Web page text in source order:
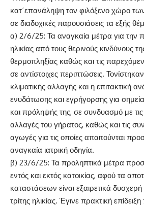
κατ΄επανάληψη τον φιλόξενο χώρο
σε διαδοχικές παρουσιάσεις τα εξής
α) 2/6/25: Τα αναγκαία μέτρα για την
ηλικίας από τους θερινούς κινδύνους
θερμοπληξίας καθώς και τις
σε αντίστοιχες περιπτώσεις. Τονίστηκαν
κλιματικής αλλαγής και η επιτακτική
ενυδάτωσης και εγρήγορσης για
και πρόληψής της, σε συνδυασμό με τις
αλλαγές του γήρατος, καθώς και τις
αγωγές για τις οποίες απαιτούνται
αναγκαία ιατρική οδηγία.
β) 23/6/25: Τα προληπτικά μέτρα
εντός και εκτός κατοικίας, αφού τα
καταστάσεων είναι εξαιρετικά
τρίτης ηλικίας. Έγινε πρακτική